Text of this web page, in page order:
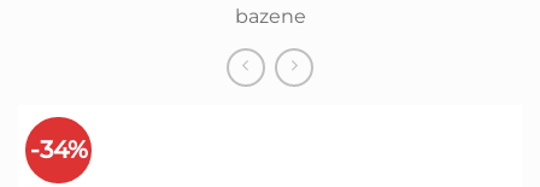
bazene
-34%